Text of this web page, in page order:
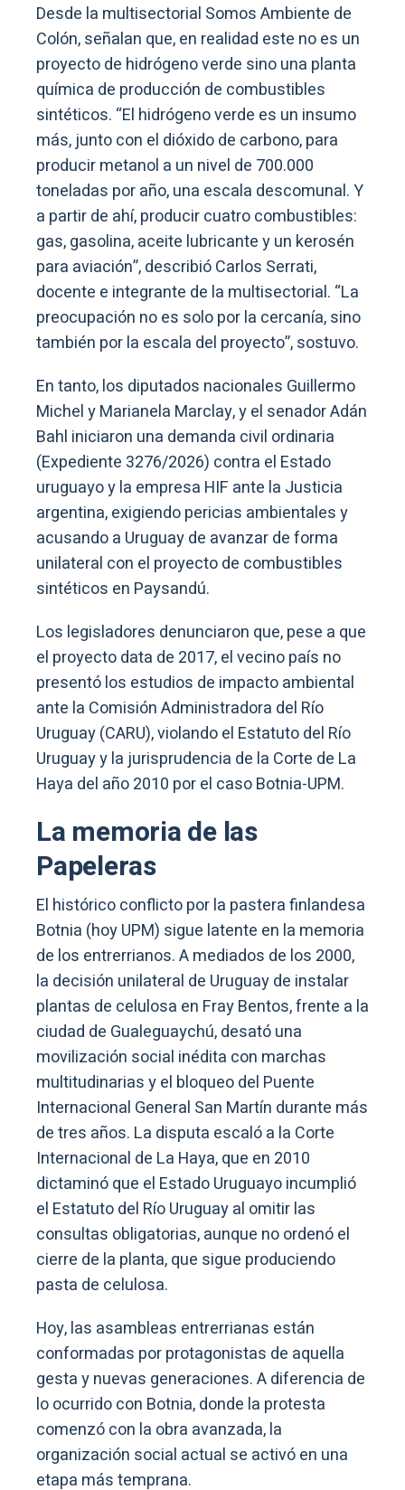
Desde la multisectorial Somos Ambiente de
Colón, señalan que, en realidad este no es un
proyecto de hidrógeno verde sino una planta
química de producción de combustibles
sintéticos. “El hidrógeno verde es un insumo
más, junto con el dióxido de carbono, para
producir metanol a un nivel de 700.000
toneladas por año, una escala descomunal. Y
a partir de ahí, producir cuatro combustibles:
gas, gasolina, aceite lubricante y un kerosén
para aviación”, describió Carlos Serrati,
docente e integrante de la multisectorial. “La
preocupación no es solo por la cercanía, sino
también por la escala del proyecto”, sostuvo.
En tanto, los diputados nacionales Guillermo
Michel y Marianela Marclay, y el senador Adán
Bahl iniciaron una demanda civil ordinaria
(Expediente 3276/2026) contra el Estado
uruguayo y la empresa HIF ante la Justicia
argentina, exigiendo pericias ambientales y
acusando a Uruguay de avanzar de forma
unilateral con el proyecto de combustibles
sintéticos en Paysandú.
Los legisladores denunciaron que, pese a que
el proyecto data de 2017, el vecino país no
presentó los estudios de impacto ambiental
ante la Comisión Administradora del Río
Uruguay (CARU), violando el Estatuto del Río
Uruguay y la jurisprudencia de la Corte de La
Haya del año 2010 por el caso Botnia-UPM.
La memoria de las
Papeleras
El histórico conflicto por la pastera finlandesa
Botnia (hoy UPM) sigue latente en la memoria
de los entrerrianos. A mediados de los 2000,
la decisión unilateral de Uruguay de instalar
plantas de celulosa en Fray Bentos, frente a la
ciudad de Gualeguaychú, desató una
movilización social inédita con marchas
multitudinarias y el bloqueo del Puente
Internacional General San Martín durante más
de tres años. La disputa escaló a la Corte
Internacional de La Haya, que en 2010
dictaminó que el Estado Uruguayo incumplió
el Estatuto del Río Uruguay al omitir las
consultas obligatorias, aunque no ordenó el
cierre de la planta, que sigue produciendo
pasta de celulosa.
Hoy, las asambleas entrerrianas están
conformadas por protagonistas de aquella
gesta y nuevas generaciones. A diferencia de
lo ocurrido con Botnia, donde la protesta
comenzó con la obra avanzada, la
organización social actual se activó en una
etapa más temprana.